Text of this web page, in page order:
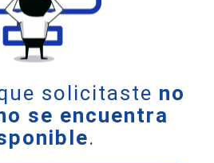
solicitaste no
se encuentra
.